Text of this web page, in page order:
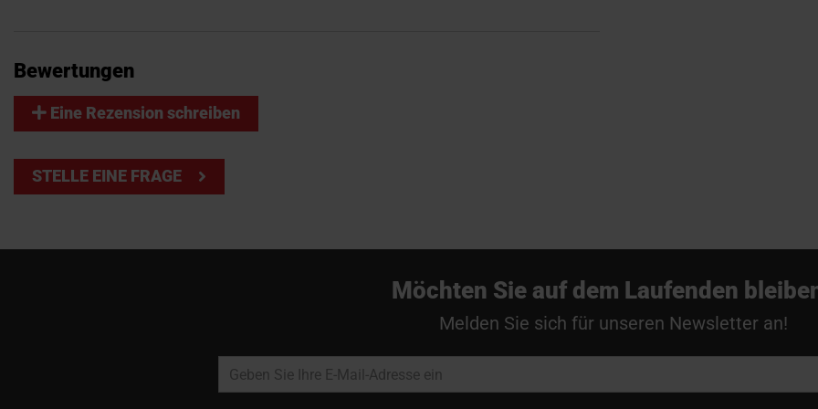
Bewertungen
Eine Rezension schreiben
STELLE EINE FRAGE
Möchten Sie auf dem Laufenden
Melden Sie sich für unseren Newsletter an!